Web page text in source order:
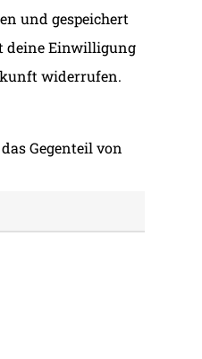
und gespeichert
deine Einwilligung
widerrufen.
Gegenteil von